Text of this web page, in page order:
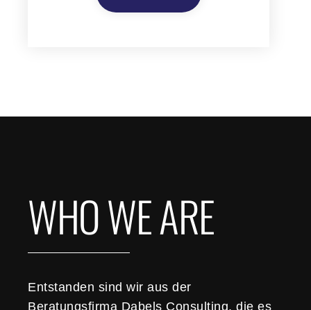
WHO WE ARE
Entstanden sind wir aus der
Beratungsfirma Dabels Consulting, die es